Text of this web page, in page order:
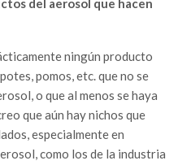
del aerosol que hacen
ningún producto
pomos, etc. que no se
o que al menos se haya
que aún hay nichos que
especialmente en
como los de la industria